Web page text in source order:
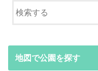
地図で公園を探す